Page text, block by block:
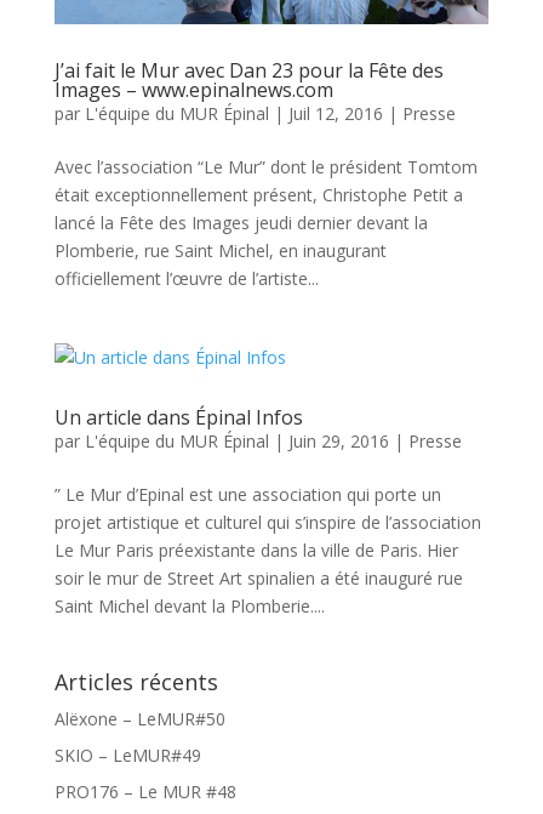
J’ai fait le Mur avec Dan 23 pour la Fête des
Images – www.epinalnews.com
par L'équipe du MUR Épinal | Juil 12, 2016 | Presse
Avec l’association “Le Mur” dont le président Tomtom
était exceptionnellement présent, Christophe Petit a
lancé la Fête des Images jeudi dernier devant la
Plomberie, rue Saint Michel, en inaugurant
officiellement l’œuvre de l’artiste...
Un article dans Épinal Infos
par L'équipe du MUR Épinal | Juin 29, 2016 | Presse
” Le Mur d’Epinal est une association qui porte un
projet artistique et culturel qui s’inspire de l’association
Le Mur Paris préexistante dans la ville de Paris. Hier
soir le mur de Street Art spinalien a été inauguré rue
Saint Michel devant la Plomberie....
Articles récents
Alëxone – LeMUR#50
SKIO – LeMUR#49
PRO176 – Le MUR #48